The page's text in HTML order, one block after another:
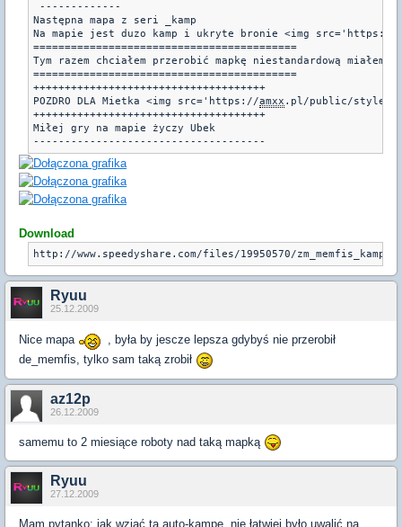
-------------
Następna mapa z seri _kamp
Na mapie jest duzo kamp i ukryte bronie <img src='https://
==========================================
Tym razem chciałem przerobić mapkę niestandardową
==========================================
+++++++++++++++++++++++++++++++++++++
POZDRO DLA Mietka <img src='https://amxx .pl/public/
+++++++++++++++++++++++++++++++++++++
Miłej gry na mapie życzy Ubek
Download
http://www.speedyshare.com/files/19950570/
Ryuu
25.12.2009
Nice mapa
, była by jescze lepsza gdybyś nie przerobił
de_memfis, tylko sam taką zrobił
az12p
26.12.2009
samemu to 2 miesiące roboty nad taką mapką
Ryuu
27.12.2009
Mam pytanko: jak wziąć tą auto-kampe, nie łatwiej było uwalić na